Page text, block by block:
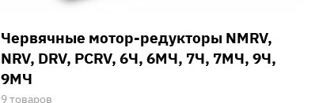
Червячные мотор-редукторы NMRV,
NRV, DRV, PCRV, 6Ч, 6МЧ, 7Ч, 7МЧ, 9Ч,
9МЧ
9 товаров